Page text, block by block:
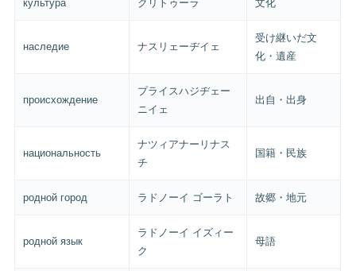
культура クリトゥーラ 文化
наследие ナスリェーヂイェ
受け継いだ文
化・遺産
происхождение
プライスハジヂェー
ニイェ
出自・出身
национальность
ナツィアナーリナス
チ
国籍・民族
родной город ラドノーイ ゴーラト 故郷・地元
родной язык
ラドノーイ イズィー
ク
母語